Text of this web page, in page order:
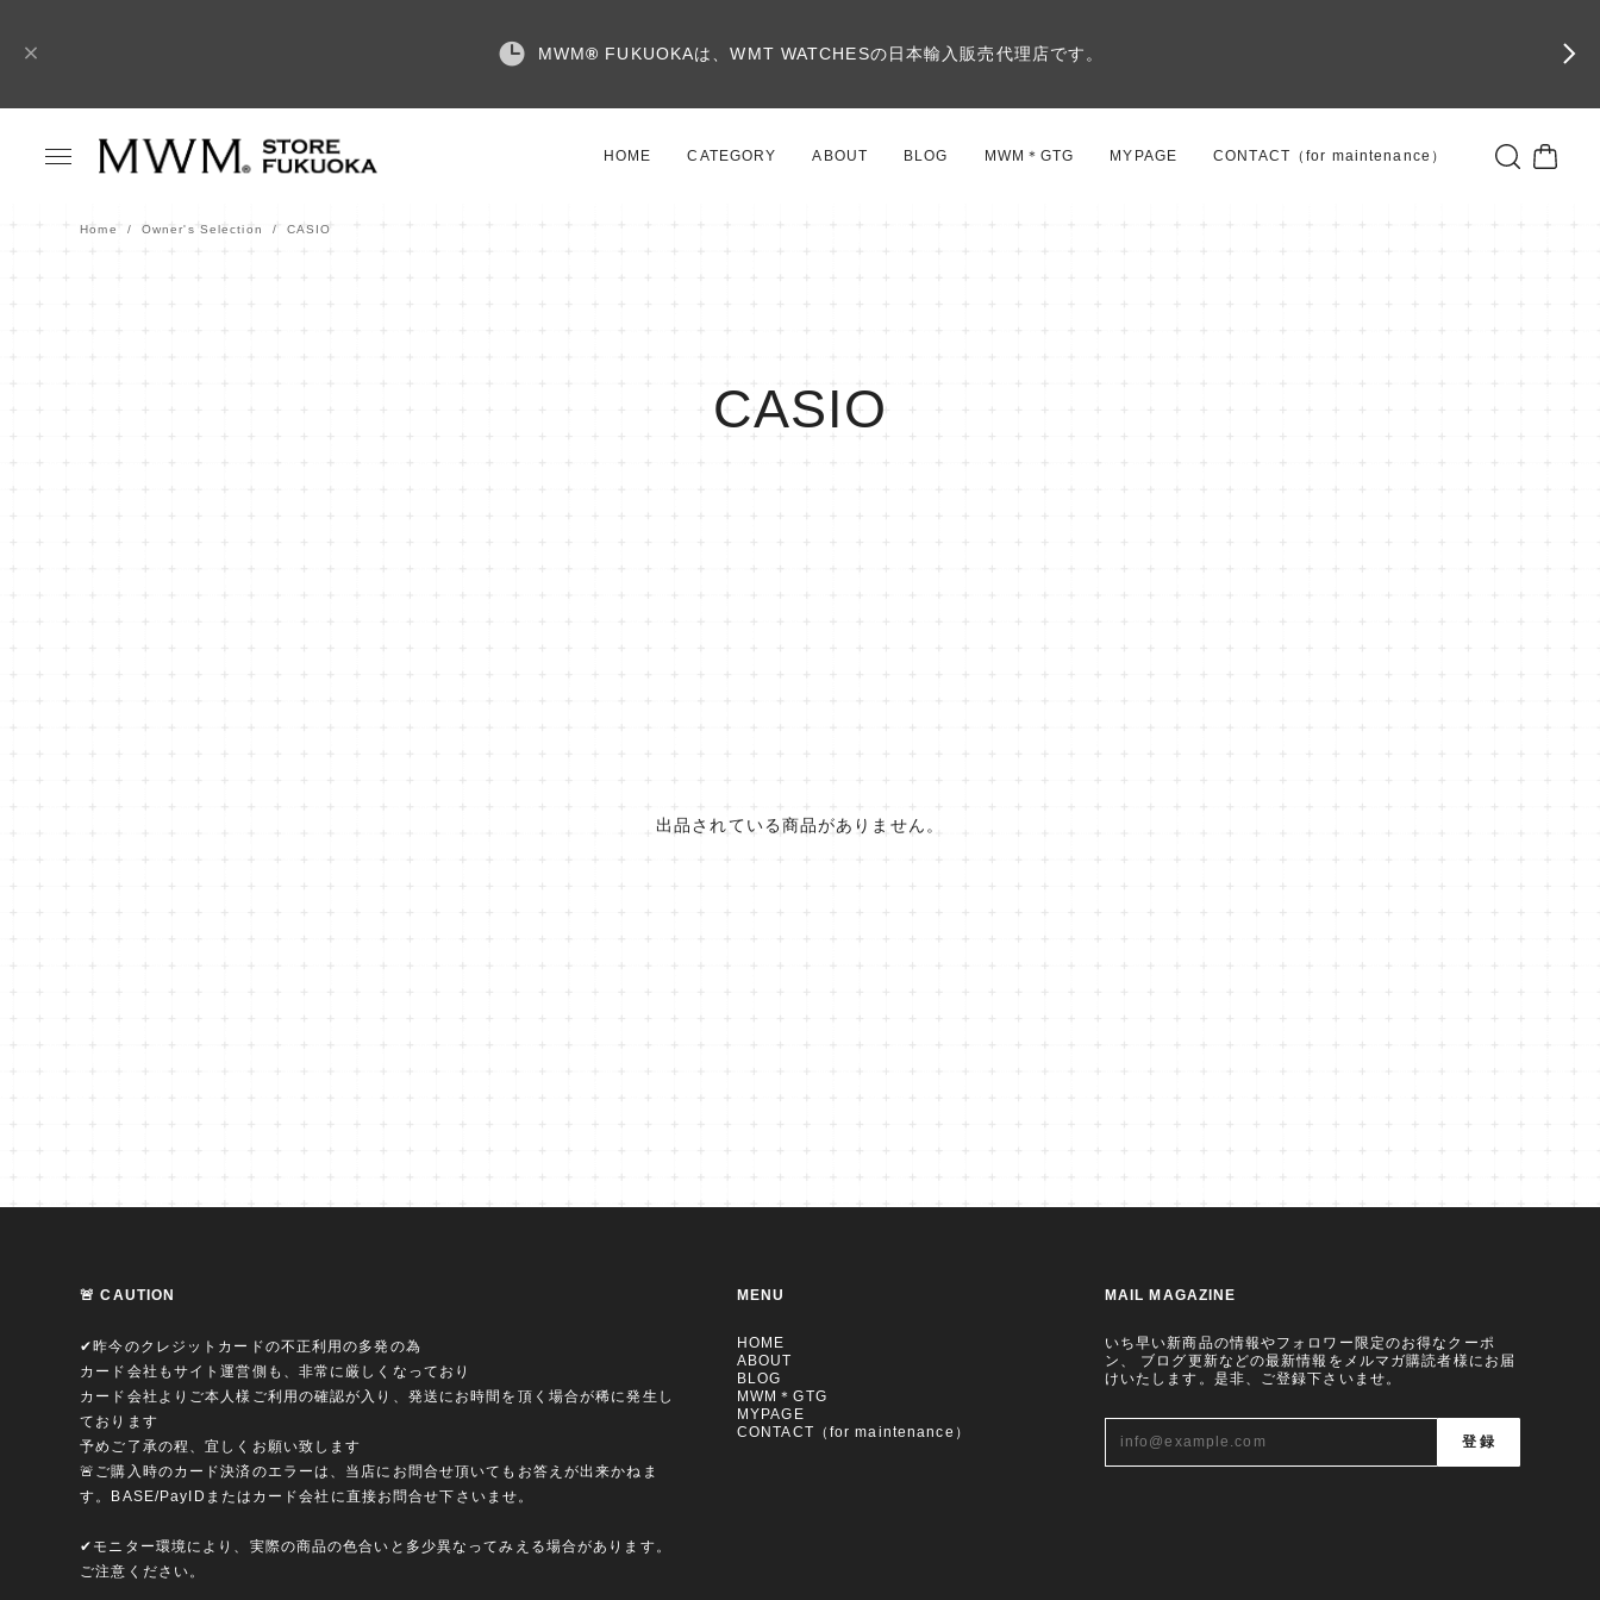
MWM® FUKUOKAは、WMT WATCHESの日本輸入販売代理店です。
HOME CATEGORY ABOUT BLOG MWM＊GTG MYPAGE CONTACT（for maintenance）
Home Owner's Selection CASIO
CASIO
出品されている商品がありません。
🚨 CAUTION
✔︎昨今のクレジットカードの不正利用の多発の為
カード会社もサイト運営側も、非常に厳しくなっており
カード会社よりご本人様ご利用の確認が入り、発送にお時間を頂く場合が稀に発生し
ております
予めご了承の程、宜しくお願い致します
🚨ご購入時のカード決済のエラーは、当店にお問合せ頂いてもお答えが出来かねま
す。BASE/PayIDまたはカード会社に直接お問合せ下さいませ。
✔︎モニター環境により、実際の商品の色合いと多少異なってみえる場合があります。
ご注意ください。
MENU
HOME
ABOUT
BLOG
MWM＊GTG
MYPAGE
CONTACT（for maintenance）
MAIL MAGAZINE
いち早い新商品の情報やフォロワー限定のお得なクーポ
ン、 ブログ更新などの最新情報をメルマガ購読者様にお届
けいたします。是非、ご登録下さいませ。